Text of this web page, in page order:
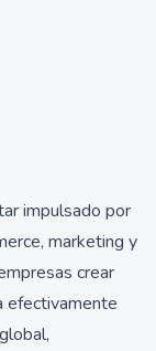
impulsado por
marketing y
crear
efectivamente